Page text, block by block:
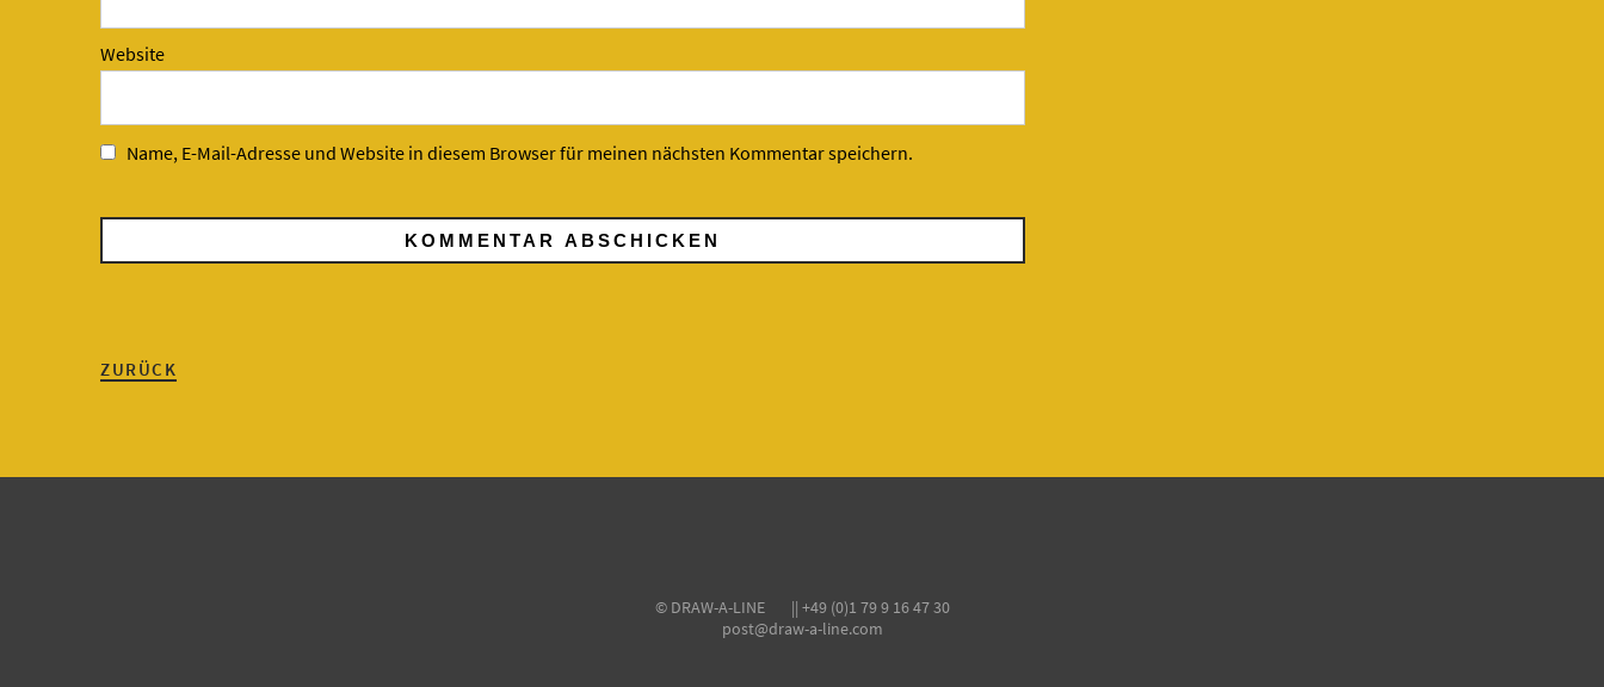
Website
Name, E-Mail-Adresse und Website in diesem Browser für meinen nächsten Kommentar speichern.
ZURÜCK
© DRAW-A-LINE || +49 (0)1 79 9 16 47 30
post@draw-a-line.com